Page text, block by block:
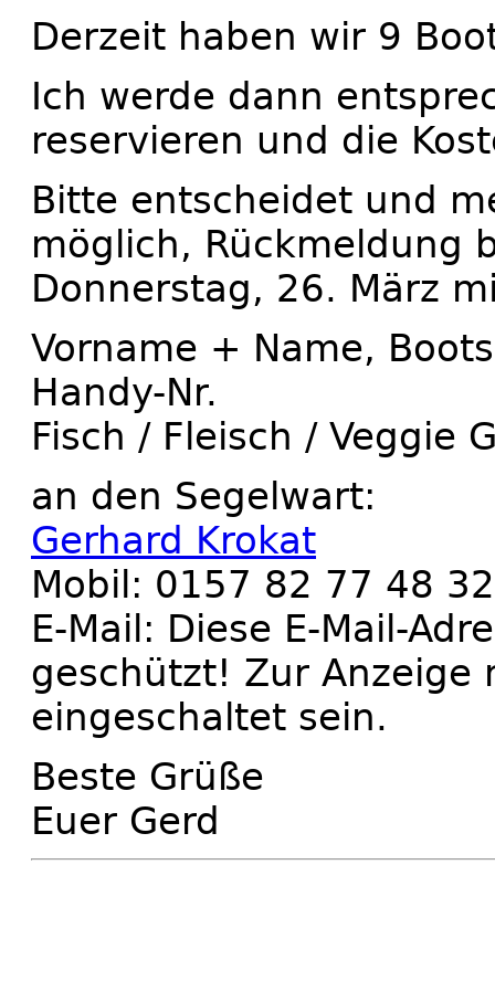
Derzeit haben wir 9
Ich werde dann
reservieren und die
Bitte entscheidet und
möglich, Rückmeldung
Donnerstag, 26. März
Vorname + Name,
Handy-Nr.
Fisch / Fleisch / Veggie
an den Segelwart:
Gerhard Krokat
Mobil: 0157 82 77 48 32
E-Mail: Diese E-Mail-
geschützt! Zur Anzeige
eingeschaltet sein.
Beste Grüße
Euer Gerd